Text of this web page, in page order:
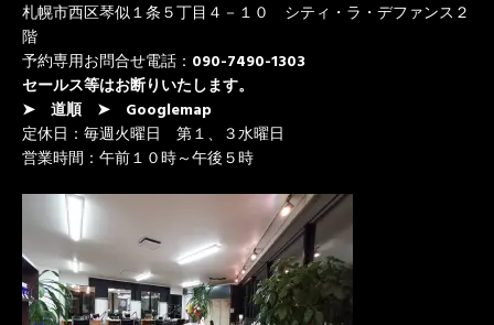
札幌市西区琴似１条５丁目４－１０ シティ・ラ・デファンス２
階
予約専用お問合せ電話： 090-7490-1303
セールス等はお断りいたします。
➤ 道順
➤ Googlemap
定休日：毎週火曜日 第１、３水曜日
営業時間：午前１０時～午後５時